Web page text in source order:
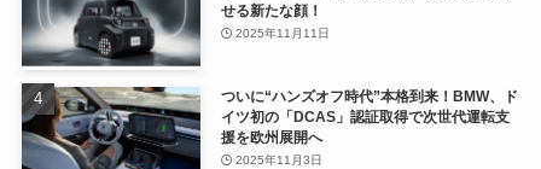
せる新たな顔！
2025年11月11日
ついに“ハンズオフ時代”本格到来！BMW、ド
イツ初の「DCAS」認証取得で次世代運転支
援を欧州展開へ
2025年11月3日